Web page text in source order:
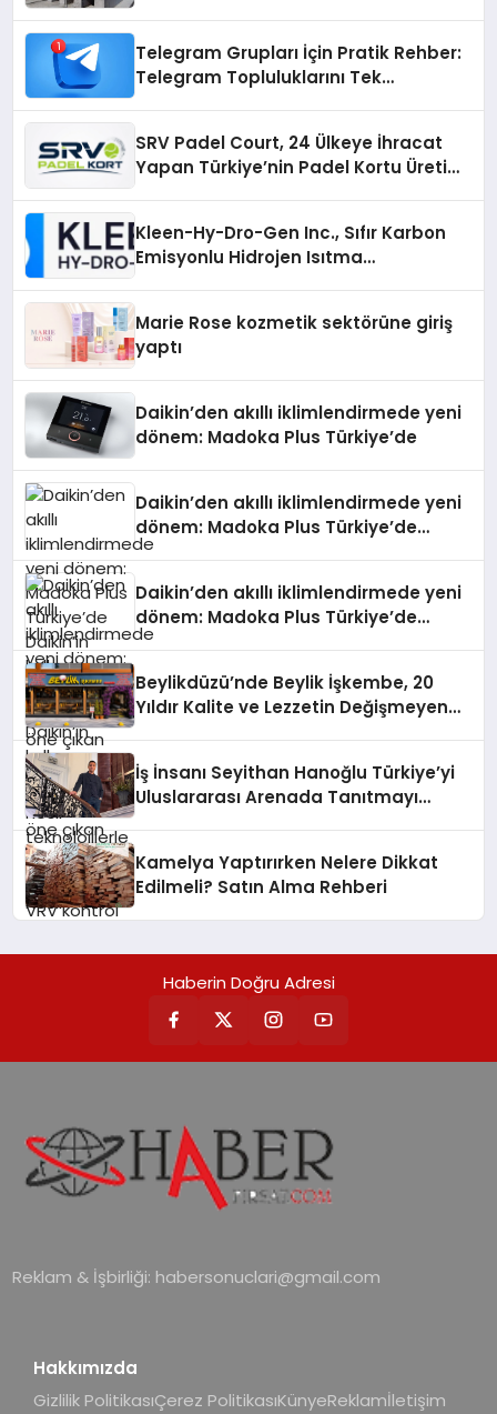
Telegram Grupları İçin Pratik Rehber:
Telegram Topluluklarını Tek
SRV Padel Court, 24 Ülkeye İhracat
Yapan Türkiye’nin Padel Kortu Üretim
Kleen-Hy-Dro-Gen Inc., Sıfır Karbon
Emisyonlu Hidrojen Isıtma
Marie Rose kozmetik sektörüne giriş
yaptı
Daikin’den akıllı iklimlendirmede yeni
dönem: Madoka Plus Türkiye’de
Daikin’den akıllı iklimlendirmede yeni
dönem: Madoka Plus Türkiye’de
Daikin’in kullanıcı dostu tasarımıyla
teknolojilerle donatılmış son modeli
VRV kontrol ünitesi Madoka Plus
Türkiye’de satışa sunuldu. Tam
dokunmatik ekranı, mobil uygulama
desteği ve akıllı sensör entegrasyonu
sayesinde iklimlendirme sistemlerinin
yönetimini daha kolay, konforlu ve
verimli hale getiriyor. Enerji
verimliliğini artırırken modern yaşam
Daikin’den akıllı iklimlendirmede yeni
dönem: Madoka Plus Türkiye’de
Daikin’in kullanıcı dostu tasarımıyla
teknolojilerle donatılmış son modeli
VRV kontrol ünitesi Madoka Plus
Türkiye’de satışa sunuldu. Tam
dokunmatik ekranı, mobil uygulama
desteği ve akıllı sensör entegrasyonu
sayesinde iklimlendirme sistemlerinin
yönetimini daha kolay, konforlu ve
verimli hale getiriyor. Enerji
verimliliğini artırırken modern yaşam
Beylikdüzü’nde Beylik İşkembe, 20
Yıldır Kalite ve Lezzetin Değişmeyen
İş İnsanı Seyithan Hanoğlu Türkiye’yi
Uluslararası Arenada Tanıtmayı
Kamelya Yaptırırken Nelere Dikkat
Edilmeli? Satın Alma Rehberi
Haberin Doğru Adresi
Reklam & İşbirliği: habersonuclari@gmail.com
Hakkımızda
Gizlilik PolitikasıÇerez PolitikasıKünyeReklamİletişim